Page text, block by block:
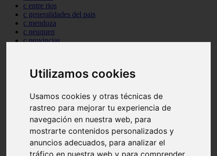
Utilizamos cookies
Usamos cookies y otras técnicas de
rastreo para mejorar tu experiencia de
navegación en nuestra web, para
mostrarte contenidos personalizados y
anuncios adecuados, para analizar el
tráfico en nuestra web y para comprender
c entre rios
c generalidades del pais
c mendoza
c neuquen
c provincias
c tucuman
carmen
category
destinos
gijon
lanzarote
live
monumentos
naturaleza